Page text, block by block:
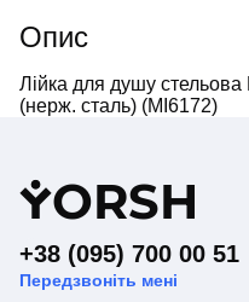
Опис
Лійка для душу
(нерж. сталь) (MI6172)
YORSH
+38 (095) 700 00 51
Передзвоніть мені